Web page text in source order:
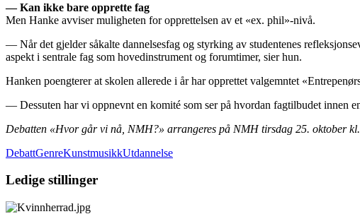
— Kan ikke bare opprette fag
Men Hanke avviser muligheten for opprettelsen av et «ex. phil»-nivå.
— Når det gjelder såkalte dannelsesfag og styrking av studentenes
aspekt i sentrale fag som hovedinstrument og forumtimer, sier hun.
Hanken poengterer at skolen allerede i år har opprettet valgemntet
— Dessuten har vi oppnevnt en komité som ser på hvordan fagtilbudet innen
Debatten «Hvor går vi nå, NMH?» arrangeres på NMH tirsdag 25. oktober
DebattGenreKunstmusikkUtdannelse
Ledige stillinger